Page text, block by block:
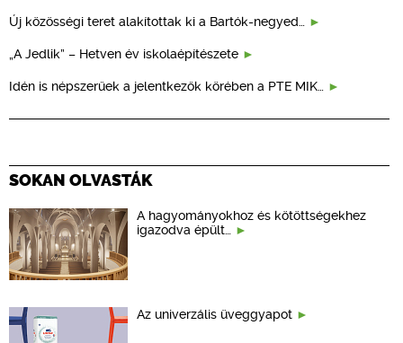
Új közösségi teret alakítottak ki a Bartók-negyed…
„A Jedlik” – Hetven év iskolaépítészete
Idén is népszerűek a jelentkezők körében a PTE MIK…
SOKAN OLVASTÁK
A hagyományokhoz és kötöttségekhez
igazodva épült…
Az univerzális üveggyapot